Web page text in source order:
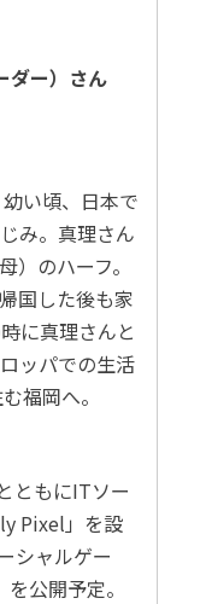
ダー）さん
い頃、日本で
み。真理さん
）のハーフ。
国した後も家
に真理さんと
ッパでの生活
福岡へ。
ともにITソー
Pixel」を設
シャルゲー
を公開予定。